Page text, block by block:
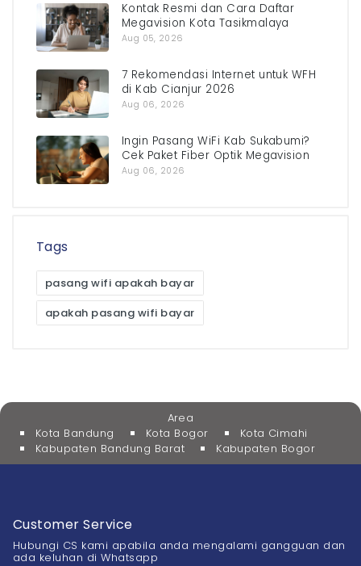
Kontak Resmi dan Cara Daftar
Megavision Kota Tasikmalaya
Aug 05, 2026
7 Rekomendasi Internet untuk WFH
di Kab Cianjur 2026
Aug 06, 2026
Ingin Pasang WiFi Kab Sukabumi?
Cek Paket Fiber Optik Megavision
Aug 06, 2026
Tags
pasang wifi apakah bayar
apakah pasang wifi bayar
Area
Kota Bandung
Kota Bogor
Kota Cimahi
Kabupaten Bandung Barat
Kabupaten Bogor
Customer Service
Hubungi CS kami apabila anda mengalami gangguan dan
ada keluhan di Whatsapp